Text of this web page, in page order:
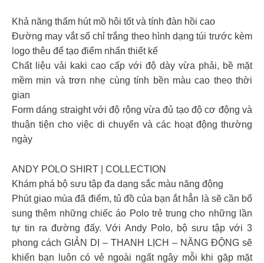
Khả năng thấm hút mồ hôi tốt và tính đàn hồi cao
Đường may vắt sổ chỉ trắng theo hình dạng túi trước kèm
logo thêu để tạo điểm nhấn thiết kế
Chất liệu vải kaki cao cấp với độ dày vừa phải, bề mặt
mềm mịn và trơn nhẹ cùng tính bền màu cao theo thời
gian
Form dáng straight với độ rộng vừa đủ tạo độ cơ động và
thuận tiện cho việc di chuyển và các hoạt động thường
ngày
ANDY POLO SHIRT | COLLECTION
Khám phá bộ sưu tập đa dạng sắc màu năng động
Phút giao mùa đã điểm, tủ đồ của bạn ắt hẳn là sẽ cần bổ
sung thêm những chiếc áo Polo trẻ trung cho những lần
tự tin ra đường đấy. Với Andy Polo, bộ sưu tập với 3
phong cách GIẢN DỊ – THANH LỊCH – NĂNG ĐỘNG sẽ
khiến bạn luôn có vẻ ngoài ngất ngây mỗi khi gặp mặt